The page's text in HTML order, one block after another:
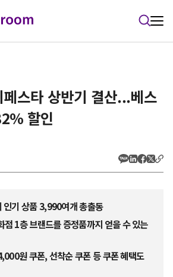
스타 상반기 결산...베스
할인
인기 상품 3,990여개 총출동
점 1층 브랜드를 증정품까지 얻을 수 있는
원 쿠폰, 선착순 쿠폰 등 쿠폰 혜택도